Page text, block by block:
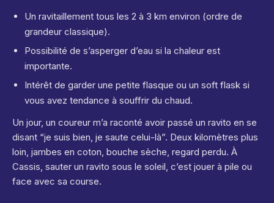
Un ravitaillement tous les 2 à 3 km environ (ordre de
grandeur classique).
Possibilité de s’asperger d’eau si la chaleur est
importante.
Intérêt de garder une petite flasque ou un soft flask si
vous avez tendance à souffrir du chaud.
Un jour, un coureur m’a raconté avoir passé un ravito en se
disant “je suis bien, je saute celui-là”. Deux kilomètres plus
loin, jambes en coton, bouche sèche, regard perdu. À
Cassis, sauter un ravito sous le soleil, c’est jouer à pile ou
face avec sa course.